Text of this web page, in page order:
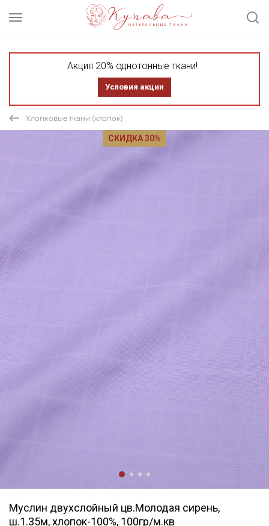
Акция 20% однотонные ткани!
Условия акции
Хлопковые ткани (хлопок)
СКИДКА 30%
Муслин двухслойный цв.Молодая сирень,
ш.1.35м, хлопок-100%, 100гр/м.кв